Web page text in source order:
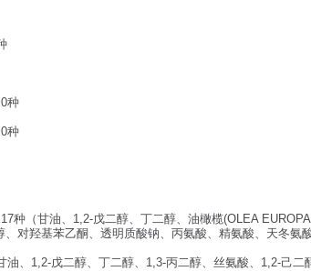
种
种
种（甘油、1,2-戊二醇、丁二醇、油橄榄(OLEA
对羟基苯乙酮、透明质酸钠、丙氨酸、精氨酸、天冬氨
、1,2-戊二醇、丁二醇、1,3-丙二醇、丝氨酸、1,2-己二